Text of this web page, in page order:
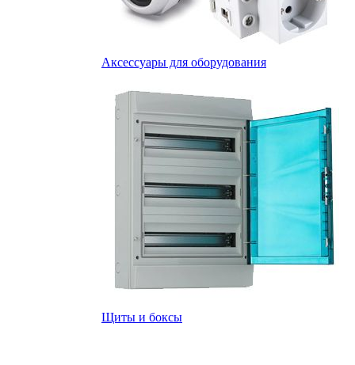
Аксессуары для оборудования
Щиты и боксы